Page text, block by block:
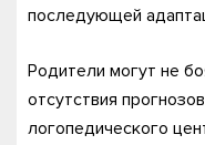
последующей
Родители могут не
отсутствия
логопедического